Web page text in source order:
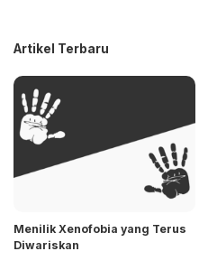
Artikel Terbaru
Menilik Xenofobia yang Terus
Diwariskan